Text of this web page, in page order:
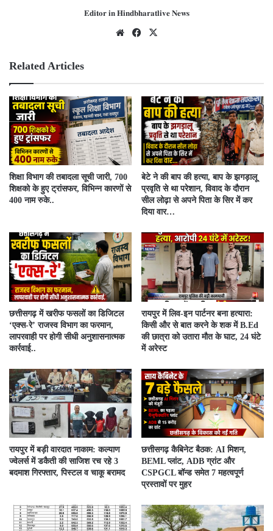
𝐄𝐝𝐢𝐭𝐨𝐫 𝐢𝐧 𝐇𝐢𝐧𝐝𝐛𝐡𝐚𝐫𝐚𝐭𝐥𝐢𝐯𝐞 𝐍𝐞𝐰𝐬
We
Fac
Related Articles
शिक्षा विभाग की तबादला सूची जारी, 700
शिक्षको के हुए ट्रांसफर, विभिन्न कारणों से
400 नाम रुके..
बेटे ने की बाप की हत्या, बाप के झगड़ालू
प्रवृति से था परेशान, विवाद के दौरान
सील लोढ़ा से अपने पिता के सिर में कर
दिया वार…
​छत्तीसगढ़ में खरीफ फसलों का डिजिटल
‘एक्स-रे’ राजस्व विभाग का फरमान,
लापरवाही पर होगी सीधी अनुशासनात्मक
कार्रवाई..
रायपुर में लिव-इन पार्टनर बना हत्यारा:
किसी और से बात करने के शक में B.Ed
की छात्रा को उतारा मौत के घाट, 24 घंटे
में अरेस्ट
रायपुर में बड़ी वारदात नाकाम: कल्याण
ज्वेलर्स में डकैती की साजिश रच रहे 3
बदमाश गिरफ्तार, पिस्टल व चाकू बरामद
छत्तीसगढ़ कैबिनेट बैठक: AI मिशन,
BEML प्लांट, ADB ग्रांट और
CSPGCL बॉन्ड समेत 7 महत्वपूर्ण
प्रस्तावों पर मुहर